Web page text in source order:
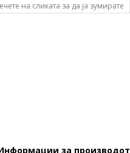
на сликата за да ја зумирате
за производот